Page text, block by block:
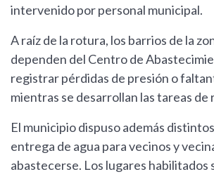
intervenido por personal municipal.
A raíz de la rotura, los barrios de la
dependen del Centro de
registrar pérdidas de presión o
mientras se desarrollan las tareas de
El municipio dispuso además
entrega de agua para vecinos y
abastecerse. Los lugares habilitados